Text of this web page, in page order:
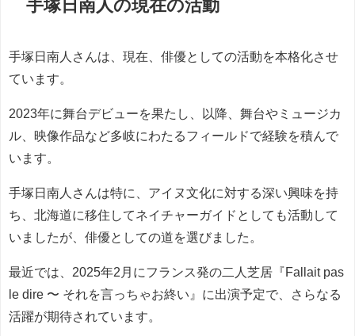
手塚日南人の現在の活動
手塚日南人さんは、現在、俳優としての活動を本格化させ
ています。
2023年に舞台デビューを果たし、以降、舞台やミュージカ
ル、映像作品など多岐にわたるフィールドで経験を積んで
います。
手塚日南人さんは特に、アイヌ文化に対する深い興味を持
ち、北海道に移住してネイチャーガイドとしても活動して
いましたが、俳優としての道を選びました。
最近では、2025年2月にフランス発の二人芝居『Fallait pas
le dire 〜 それを言っちゃお終い』に出演予定で、さらなる
活躍が期待されています。